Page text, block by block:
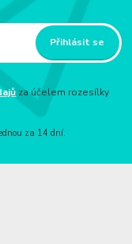
Přihlásit se
za účelem rozesílky
za 14 dní.